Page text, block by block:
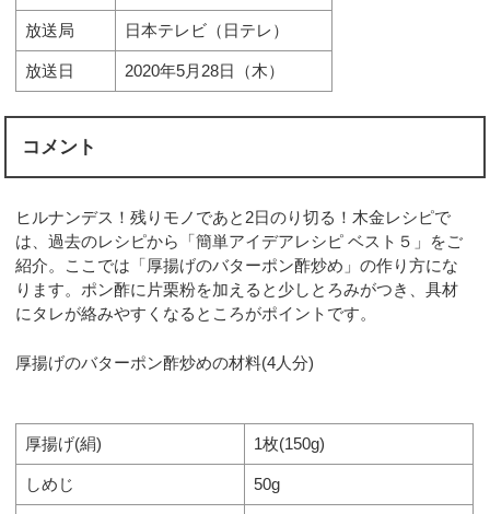
放送局 日本テレビ（日テレ）
放送日 2020年5月28日（木）
コメント
ヒルナンデス！残りモノであと2日のり切る！木金レシピで
は、過去のレシピから「簡単アイデアレシピ ベスト５」をご
紹介。ここでは「厚揚げのバターポン酢炒め」の作り方にな
ります。ポン酢に片栗粉を加えると少しとろみがつき、具材
にタレが絡みやすくなるところがポイントです。
厚揚げのバターポン酢炒めの材料(4人分)
厚揚げ(絹) 1枚(150g)
しめじ 50g